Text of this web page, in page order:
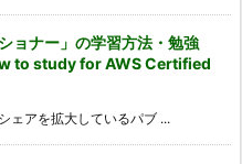
ョナー」の学習方法・勉強
to study for AWS Certified
ェアを拡大しているパブ ...